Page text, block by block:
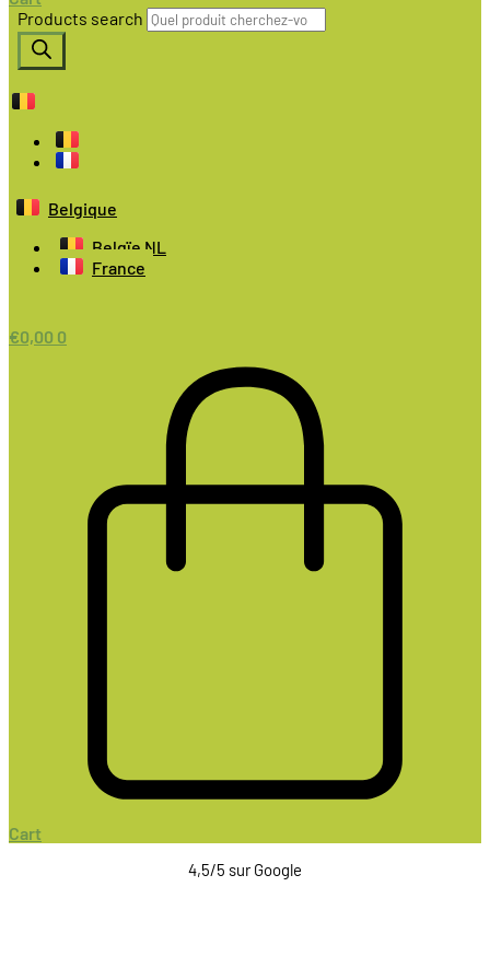
Products search
Belgique
Belgïe NL
France
€0,00 0
Cart
4,5/5 sur Google